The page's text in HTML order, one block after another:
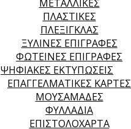
ΜΕΤΑΛΛΙΚΕΣ
ΠΛΑΣΤΙΚΕΣ
ΠΛΕΞΙΓΚΛΑΣ
ΞΥΛΙΝΕΣ ΕΠΙΓΡΑΦΕΣ
ΦΩΤΕΙΝΕΣ ΕΠΙΓΡΑΦΕΣ
ΨΗΦΙΑΚΕΣ ΕΚΤΥΠΩΣΕΙΣ
ΕΠΑΓΓΕΛΜΑΤΙΚΕΣ ΚΑΡΤΕΣ
ΜΟΥΣΑΜΑΔΕΣ
ΦΥΛΛΑΔΙΑ
ΕΠΙΣΤΟΛΟΧΑΡΤΑ